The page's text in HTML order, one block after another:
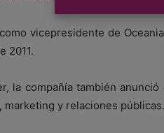
vicepresidente de
2011.
la compañía también
marketing y relaciones públicas.